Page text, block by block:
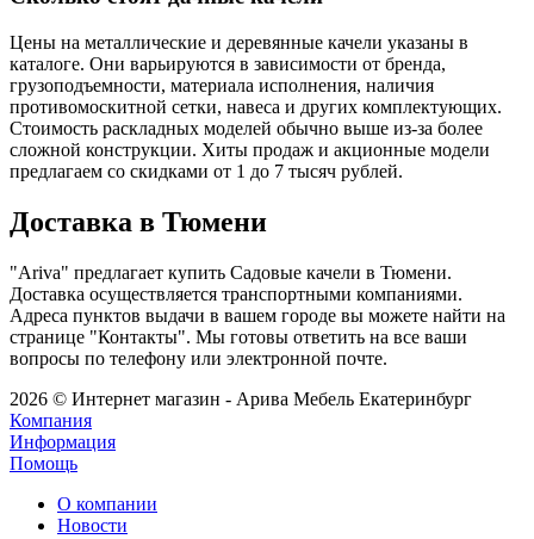
Цены на металлические и деревянные качели указаны в
каталоге. Они варьируются в зависимости от бренда,
грузоподъемности, материала исполнения, наличия
противомоскитной сетки, навеса и других комплектующих.
Стоимость раскладных моделей обычно выше из-за более
сложной конструкции. Хиты продаж и акционные модели
предлагаем со скидками от 1 до 7 тысяч рублей.
Доставка в Тюмени
"Ariva" предлагает купить Садовые качели в Тюмени.
Доставка осуществляется транспортными компаниями.
Адреса пунктов выдачи в вашем городе вы можете найти на
странице "Контакты". Мы готовы ответить на все ваши
вопросы по телефону или электронной почте.
2026 © Интернет магазин - Арива Мебель Екатеринбург
Компания
Информация
Помощь
О компании
Новости